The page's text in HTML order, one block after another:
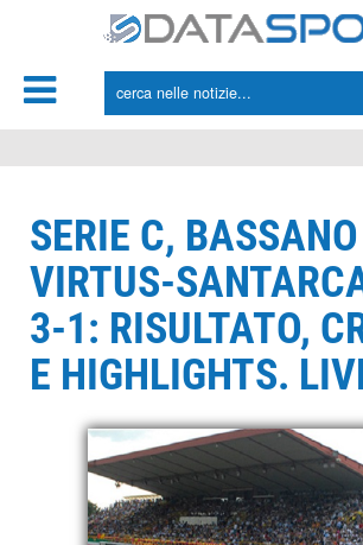
SERIE C, BASSANO
VIRTUS-
3-1: RISULTATO,
E HIGHLIGHTS.